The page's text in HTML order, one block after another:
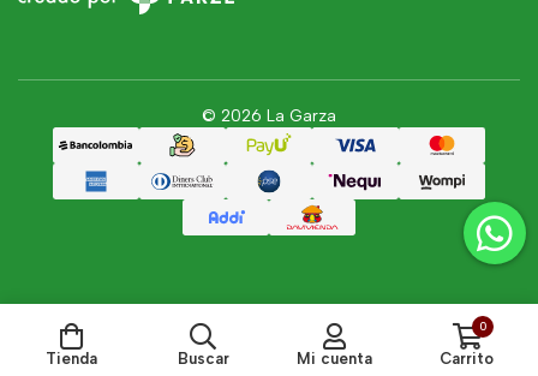
© 2026 La Garza
Tienda Buscar Mi cuenta
0
Carrito